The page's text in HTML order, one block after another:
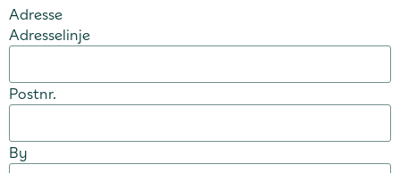
Adresse
Adresselinje
Postnr.
By